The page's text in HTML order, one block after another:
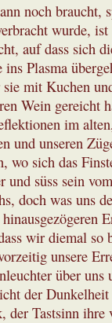
noch braucht,
wurde,
auf dass sich
ins Plasma
mit Kuchen
Wein gereicht
im
und unseren
wo sich das
und süss sein
doch was uns
wir diemal so
unsere
über
der
der Tastsinn